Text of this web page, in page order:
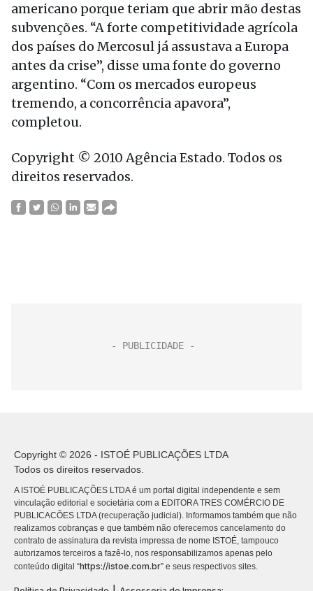
americano porque teriam que abrir mão destas
subvenções. “A forte competitividade agrícola
dos países do Mercosul já assustava a Europa
antes da crise”, disse uma fonte do governo
argentino. “Com os mercados europeus
tremendo, a concorrência apavora”,
completou.
Copyright © 2010 Agência Estado. Todos os
direitos reservados.
Copyright © 2026 - ISTOÉ PUBLICAÇÕES LTDA
Todos os direitos reservados.
A ISTOÉ PUBLICAÇÕES LTDA é um portal digital independente e sem
vinculação editorial e societária com a EDITORA TRES COMÉRCIO DE
PUBLICACÕES LTDA (recuperação judicial). Informamos também que não
realizamos cobranças e que também não oferecemos cancelamento do
contrato de assinatura da revista impressa de nome ISTOÉ, tampouco
autorizamos terceiros a fazê-lo, nos responsabilizamos apenas pelo
conteúdo digital “https://istoe.com.br” e seus respectivos sites.